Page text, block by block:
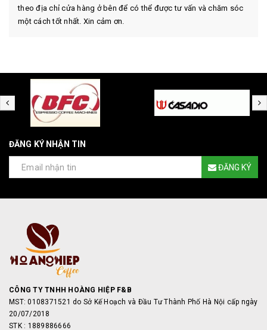
theo địa chỉ cửa hàng ở bên để có thể được tư vấn và chăm sóc
một cách tốt nhất. Xin cảm ơn.
ĐĂNG KÝ NHẬN TIN
ĐĂNG KÝ
CÔNG TY TNHH HOÀNG HIỆP F&B
MST: 0108371521 do Sở Kế Hoạch và Đầu Tư Thành Phố Hà Nội cấp ngày
20/07/2018
STK : 1889886666